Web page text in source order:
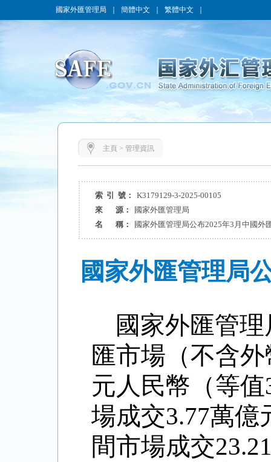
國家外匯管理局 簡體中文 繁體中文
主頁 > 管理資訊
索 引 號：
K3179129-3-2025-00105
來 源：
國家外匯管理局
名 稱：
國家外匯管理局公布2025年3月中國外
國家外匯管理局
國家外匯管
匯市場（不含
元人民幣（等值
場成交3.77萬億
間市場成交